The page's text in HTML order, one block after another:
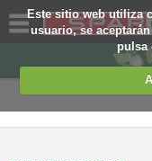
Este sitio web utiliza
usuario, se
pulsa
SOMOS